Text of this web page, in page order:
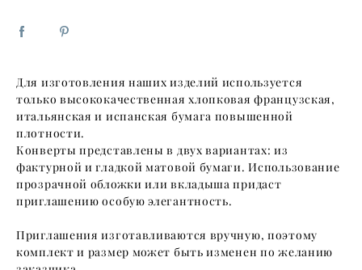
Для изготовления наших изделий используется
только высококачественная хлопковая французская,
итальянская и испанская бумага повышенной
плотности.
Конверты представлены в двух вариантах: из
фактурной и гладкой матовой бумаги. Использование
прозрачной обложки или вкладыша придаст
приглашению особую элегантность.
Приглашения изготавливаются вручную, поэтому
комплект и размер может быть изменен по желанию